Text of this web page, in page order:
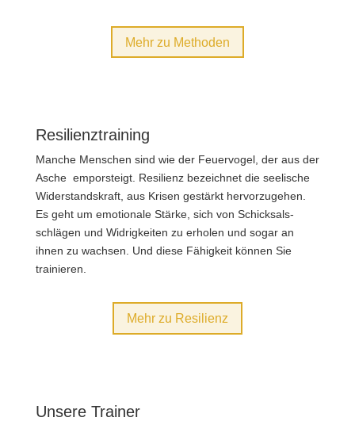
Mehr zu Methoden
Resilienztraining
Manche Menschen sind wie der Feuer­vogel, der aus der
Asche emporsteigt. Resilienz bezeichnet die seelische
Widerstands­kraft, aus Krisen gestärkt hervorzugehen.
Es geht um emotionale Stärke, sich von Schicksals­
schlägen und Widrig­keiten zu erholen und sogar an
ihnen zu wachsen. Und diese Fähigkeit können Sie
trainieren.
Mehr zu Resilienz
Unsere Trainer